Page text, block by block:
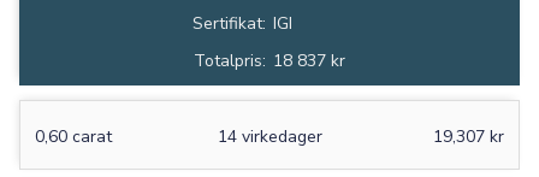
Sertifikat: IGI
Totalpris: 18 837 kr
0,60 carat 19,307 kr
14 virkedager